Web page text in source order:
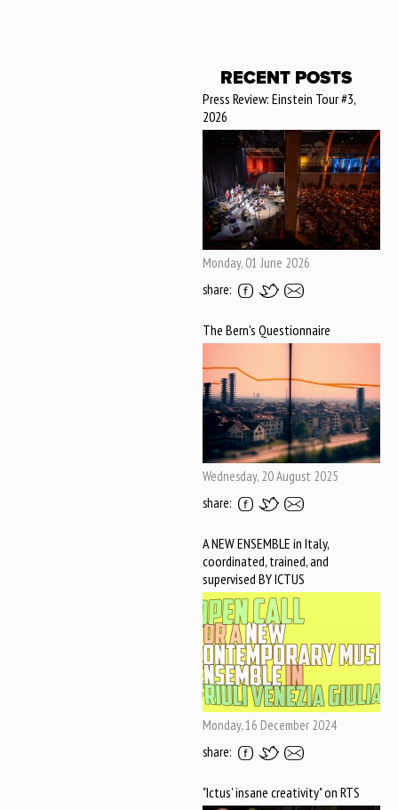
RECENT POSTS
Press Review: Einstein Tour #3,
2026
Monday, 01 June 2026
share:
The Bern's Questionnaire
Wednesday, 20 August 2025
share:
A NEW ENSEMBLE in Italy,
coordinated, trained, and
supervised BY ICTUS
Monday, 16 December 2024
share:
"Ictus' insane creativity" on RTS